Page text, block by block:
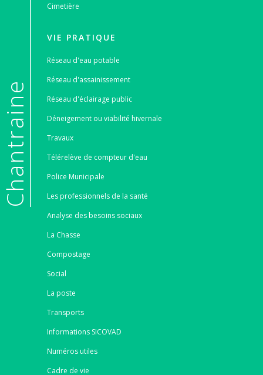
e
Cimetière
VIE PRATIQUE
Réseau d'eau potable
Réseau d'assainissement
Réseau d'éclairage public
Déneigement ou viabilité hivernale
Travaux
Télérelève de compteur d'eau
Police Municipale
Les professionnels de la santé
Analyse des besoins sociaux
La Chasse
Compostage
Social
La poste
Transports
Informations SICOVAD
Numéros utiles
Cadre de vie